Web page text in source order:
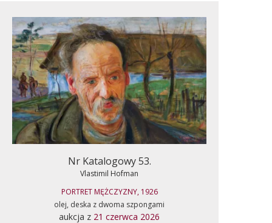
Nr Katalogowy 53.
Vlastimil Hofman
PORTRET MĘŻCZYZNY, 1926
olej, deska z dwoma szpongami
aukcja z 21 czerwca 2026